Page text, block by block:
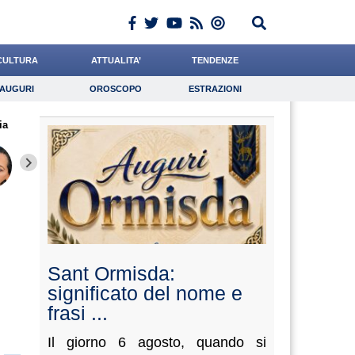
ATTUALITA’ TENDENZE
Auguri Oroscopo Estrazioni
Lavoro Psicologia
AUGURI OROSCOPO ESTRAZIONI
Grassotti Cacciatore di Geso Romano Chelini
Sant Ormisda:
significato del nome e
frasi ...
Il giorno 6 agosto, quando si